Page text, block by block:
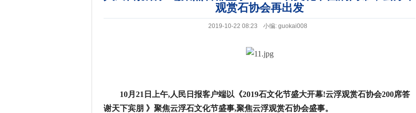
观赏石协会再出发
2019-10-22 08:23 小编: guokai008
10月21日上午,人民日报客户端以《2019石文化节盛大开幕!云浮观赏石协会200席答
谢天下宾朋 》聚焦云浮石文化节盛事,聚焦云浮观赏石协会盛事。